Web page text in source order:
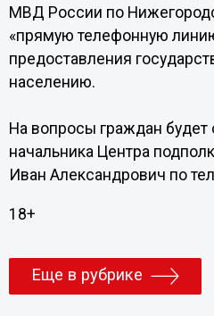
МВД России по
«прямую телефонную
предоставления
населению.
На вопросы граждан будет
начальника Центра
Иван Александрович по
18+
Еще в рубрике